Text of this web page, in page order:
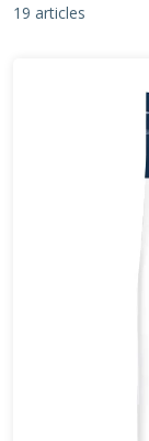
19 articles